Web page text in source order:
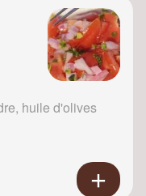
huile d'olives